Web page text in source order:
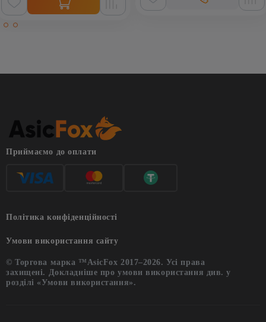
Приймаємо до оплати
Політика конфіденційності
Умови використання сайту
© Торгова марка ™AsicFox 2017–2026. Усі права
захищені. Докладніше про умови використання див. у
розділі «Умови використання».